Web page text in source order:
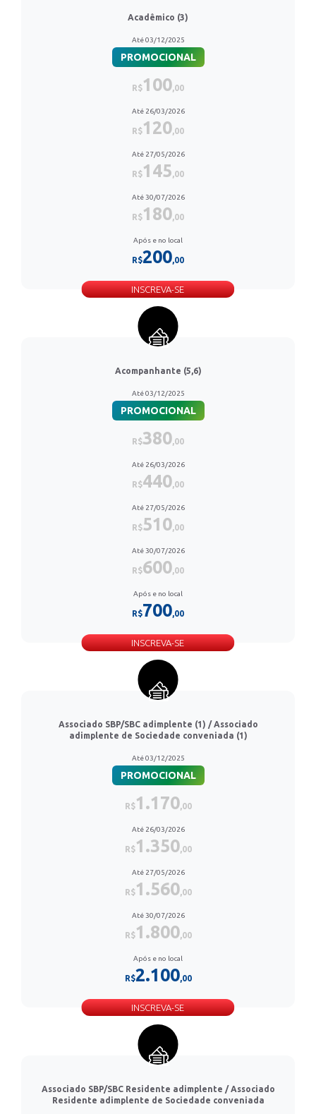
Acadêmico (3)
Até 03/12/2025
PROMOCIONAL
R$100,00
Até 26/03/2026
R$120,00
Até 27/05/2026
R$145,00
Até 30/07/2026
R$180,00
Após e no local
R$200,00
INSCREVA-SE
Acompanhante (5,6)
Até 03/12/2025
PROMOCIONAL
R$380,00
Até 26/03/2026
R$440,00
Até 27/05/2026
R$510,00
Até 30/07/2026
R$600,00
Após e no local
R$700,00
INSCREVA-SE
Associado SBP/SBC adimplente (1) / Associado
adimplente de Sociedade conveniada (1)
Até 03/12/2025
PROMOCIONAL
R$1.170,00
Até 26/03/2026
R$1.350,00
Até 27/05/2026
R$1.560,00
Até 30/07/2026
R$1.800,00
Após e no local
R$2.100,00
INSCREVA-SE
Associado SBP/SBC Residente adimplente / Associado
Residente adimplente de Sociedade conveniada